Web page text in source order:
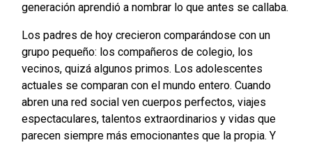
generación aprendió a nombrar lo que antes se callaba.
Los padres de hoy crecieron comparándose con un
grupo pequeño: los compañeros de colegio, los
vecinos, quizá algunos primos. Los adolescentes
actuales se comparan con el mundo entero. Cuando
abren una red social ven cuerpos perfectos, viajes
espectaculares, talentos extraordinarios y vidas que
parecen siempre más emocionantes que la propia. Y